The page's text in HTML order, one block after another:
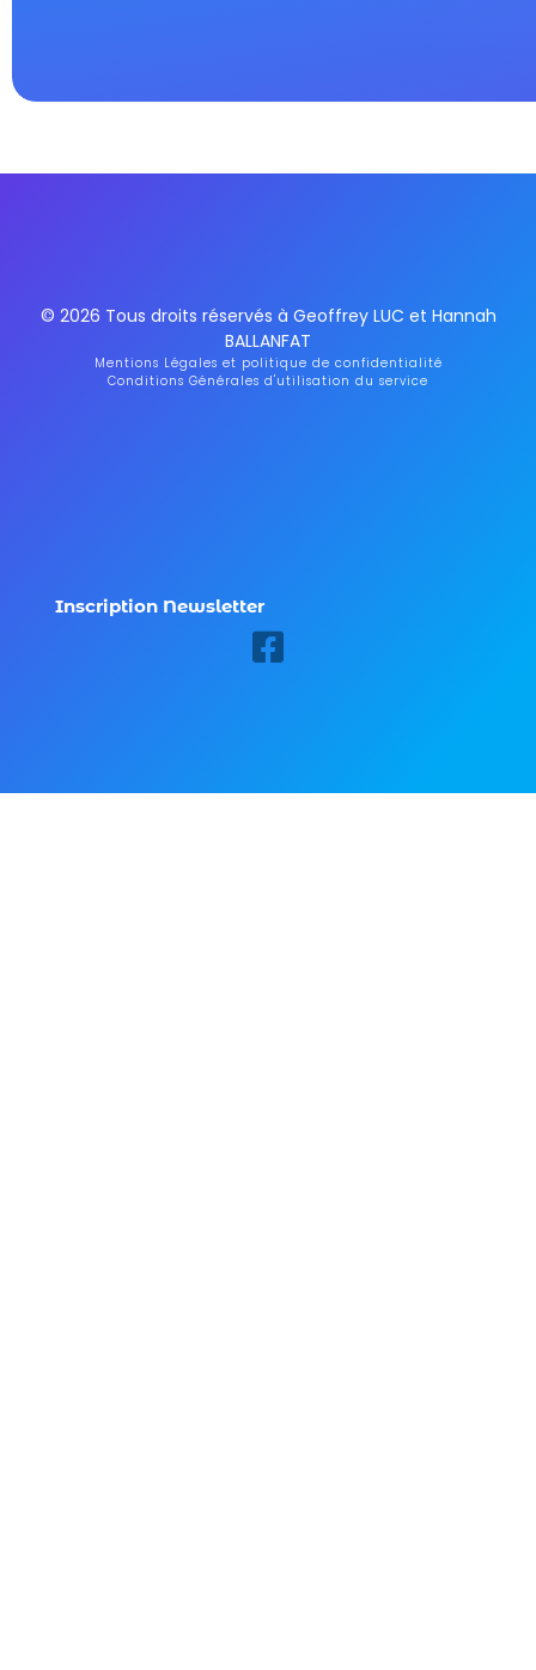
© 2026 Tous droits réservés à Geoffrey LUC et Hannah
BALLANFAT
Mentions Légales et politique de confidentialité
Conditions Générales d'utilisation du service
Inscription Newsletter